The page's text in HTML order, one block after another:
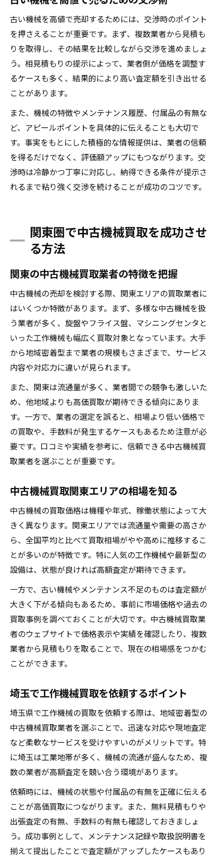
古い機械を高値で売却するためには、交渉時のポイント
を押さえることが重要です。まず、複数業者から見積も
りを取得し、その結果を比較しながら交渉を進めましょ
う。相見積もりの提示によって、業者側が価格を調整す
るケースも多く、結果的により高い査定額を引き出せる
ことがあります。
また、機械の特徴やメンテナンス履歴、付属品の有無な
ど、アピールポイントを具体的に伝えることも大切で
す。事実をもとにした積極的な情報提供は、業者の信頼
を得るだけでなく、評価額アップにもつながります。交
渉時は冷静かつ丁寧に対応し、納得できる条件が提示さ
れるまで粘り強く交渉を続けることが成功のコツです。
関東圏で中古機械買取を成功させ
る方法
関東の中古機械買取業者の特徴を把握
中古機械の売却を検討する際、関東エリアの買取業者に
はいくつか特徴があります。まず、多様な中古機械を扱
う業者が多く、旋盤やフライス盤、マシニングセンタと
いった工作機械も幅広く買取対象となっています。大手
から地域密着型まで業者の規模もさまざまで、サービス
内容や対応力に違いが見られます。
また、関東は流通量が多く、業者間での競争も激しいた
め、他地域よりも高価買取が期待できる傾向にありま
す。一方で、業者の選定を誤ると、相場より低い価格で
の買取や、手数料が発生するケースもあるため注意が必
要です。口コミや実績を参考に、信頼できる中古機械買
取業者を選ぶことが重要です。
中古機械買取関東エリアの相場を知る
中古機械の買取価格は機種や年式、稼働状態によって大
きく異なります。関東エリアでは流通量や需要の高さか
ら、全国平均と比べて買取相場がやや高めに推移するこ
とが多いのが特徴です。特に人気の工作機械や最新型の
設備は、状態が良ければ高額査定が期待できます。
一方で、古い機械やメンテナンス不足のものは査定額が
大きく下がる傾向もあるため、事前に市場価格や過去の
買取事例を調べておくことが大切です。中古機械買取業
者のウェブサイトで価格表示や実績を確認したり、複数
業者から見積もりを取ることで、現在の相場感をつかむ
ことができます。
埼玉で工作機械買取を依頼するポイント
埼玉県で工作機械の買取を依頼する際は、地域密着型の
中古機械買取業者を選ぶことで、迅速な対応や現地査定
など柔軟なサービスを受けやすいのがメリットです。特
に埼玉は工業地帯が多く、機械の流通が盛んなため、複
数の業者が高額査定を競い合う環境があります。
依頼時には、機械の状態や付属品の有無を正確に伝える
ことが高価買取につながります。また、無料見積もりや
出張査定の有無、手数料の有無も確認しておきましょ
う。成功事例として、メンテナンス記録や取扱説明書を
揃えて提出したことで査定額がアップしたケースもあり